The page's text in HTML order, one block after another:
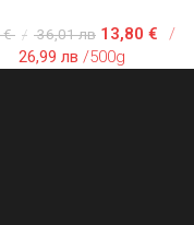
€ / 36,01 лв 13,80 €
/
26,99 лв /500g